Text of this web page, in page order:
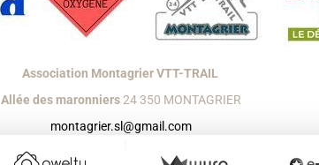
Association Montagrier VTT-TRAIL
Allée des maronniers24 350 MONTAGRIER
montagrier.sl@gmail.com